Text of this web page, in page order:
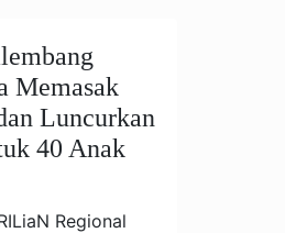
Memasak
Luncurkan
40 Anak
Regional